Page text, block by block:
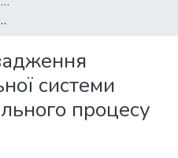
навчального процесу в ТДАТА
системи
процесу